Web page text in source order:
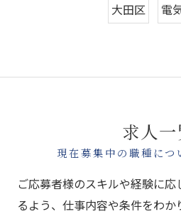
大田区 電
求人一
現在募集中の職種につ
ご応募者様のスキルや経験に
るよう、仕事内容や条件をわ